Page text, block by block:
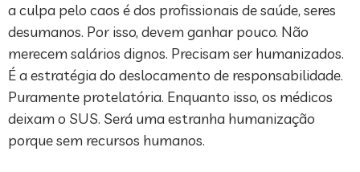
a culpa pelo caos é dos profissionais de saúde, seres
desumanos. Por isso, devem ganhar pouco. Não
merecem salários dignos. Precisam ser humanizados.
É a estratégia do deslocamento de responsabilidade.
Puramente protelatória. Enquanto isso, os médicos
deixam o SUS. Será uma estranha humanização
porque sem recursos humanos.